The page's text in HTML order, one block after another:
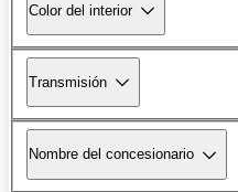
Color del interior
Transmisión
Nombre del concesionario